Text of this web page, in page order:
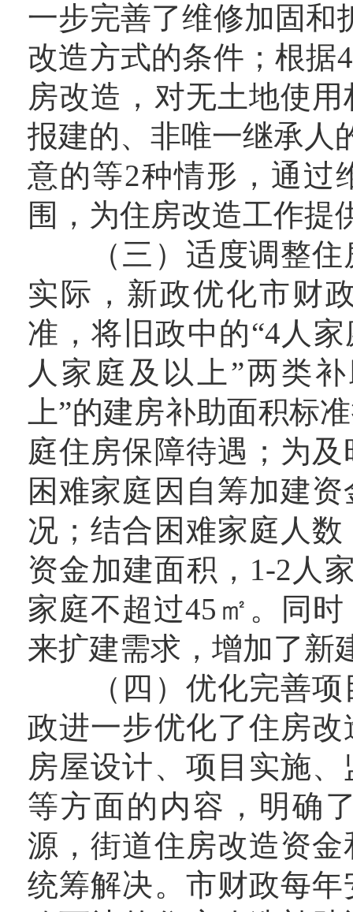
一步完善了维修加固和
改造方式的条件；根据
房改造，对无土地使
报建的、非唯一继承人
意的等2种情形，通过
围，为住房改造工作提
（三）适度调整住
实际，新政优化市财
准，将旧政中的“4人
人家庭及以上”两类
上”的建房补助面积标
庭住房保障待遇；为
困难家庭因自筹加建
况；结合困难家庭人
资金加建面积，1-2人
家庭不超过45㎡。同
来扩建需求，增加了新
（四）优化完善项
政进一步优化了住房
房屋设计、项目实施
等方面的内容，明确
源，街道住房改造资
统筹解决。市财政每